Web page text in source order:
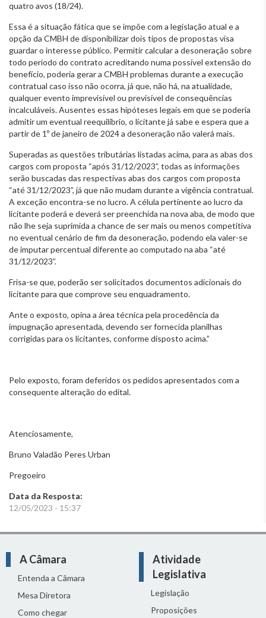
quatro avos (18/24).
Essa é a situação fática que se impõe com a legislação atual e a
opção da CMBH de disponibilizar dois tipos de propostas visa
guardar o interesse público. Permitir calcular a desoneração sobre
todo período do contrato acreditando numa possível extensão do
benefício, poderia gerar a CMBH problemas durante a execução
contratual caso isso não ocorra, já que, não há, na atualidade,
qualquer evento imprevisível ou previsível de consequências
incalculáveis. Ausentes essas hipóteses legais em que se poderia
admitir um eventual reequilíbrio, o licitante já sabe e espera que a
partir de 1º de janeiro de 2024 a desoneração não valerá mais.
Superadas as questões tributárias listadas acima, para as abas dos
cargos com proposta “após 31/12/2023”, todas as informações
serão buscadas das respectivas abas dos cargos com proposta
“até 31/12/2023”, já que não mudam durante a vigência contratual.
A exceção encontra-se no lucro. A célula pertinente ao lucro da
licitante poderá e deverá ser preenchida na nova aba, de modo que
não lhe seja suprimida a chance de ser mais ou menos competitiva
no eventual cenário de fim da desoneração, podendo ela valer-se
de imputar percentual diferente ao computado na aba “até
31/12/2023”.
Frisa-se que, poderão ser solicitados documentos adicionais do
licitante para que comprove seu enquadramento.
Ante o exposto, opina a área técnica pela procedência da
impugnação apresentada, devendo ser fornecida planilhas
corrigidas para os licitantes, conforme disposto acima.”
Pelo exposto, foram deferidos os pedidos apresentados com a
consequente alteração do edital.
Atenciosamente,
Bruno Valadão Peres Urban
Pregoeiro
Data da Resposta:
12/05/2023 - 15:37
A Câmara
Entenda a Câmara
Mesa Diretora
Como chegar
Atividade
Legislativa
Legislação
Proposições